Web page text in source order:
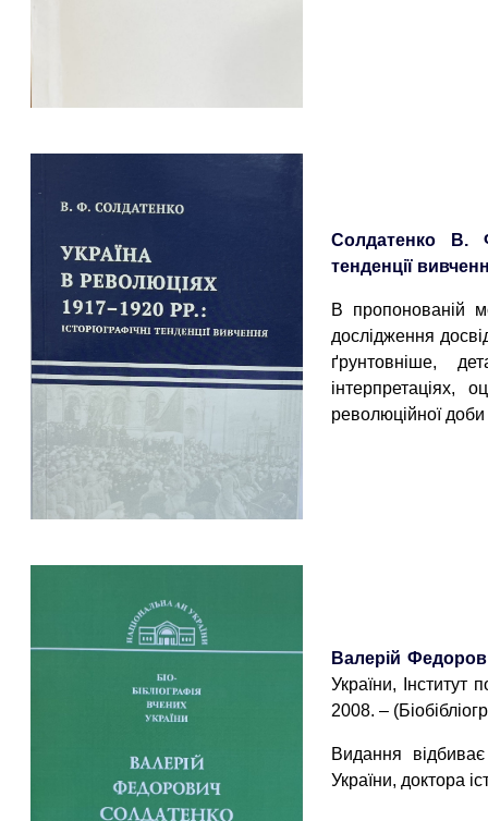
Солдатенко В.
тенденції
В пропонованій
дослідження
ґрунтовніше,
інтерпретаціях,
революційної
Валерій
України, Інститут
2008. –
Видання
України, доктора